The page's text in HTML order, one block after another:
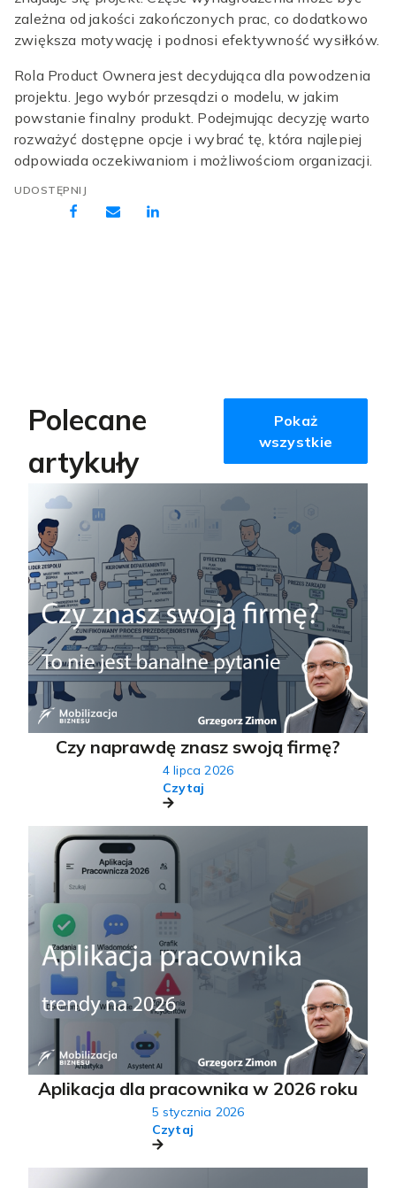
zależna od jakości zakończonych prac, co dodatkowo
zwiększa motywację i podnosi efektywność wysiłków.
Rola Product Ownera jest decydująca dla powodzenia
projektu. Jego wybór przesądzi o modelu, w jakim
powstanie finalny produkt. Podejmując decyzję warto
rozważyć dostępne opcje i wybrać tę, która najlepiej
odpowiada oczekiwaniom i możliwościom organizacji.
UDOSTĘPNIJ
Polecane
artykuły
Pokaż
wszystkie
Czy naprawdę znasz swoją firmę?
4 lipca 2026
Czytaj
Aplikacja dla pracownika w 2026 roku
5 stycznia 2026
Czytaj